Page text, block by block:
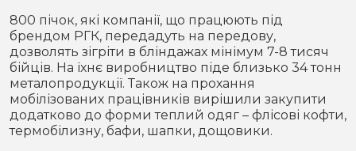
800 пічок, які компанії, що працюють під
брендом РГК, передадуть на передову,
дозволять зігріти в бліндажах мінімум 7-8 тисяч
бійців. На їхнє виробництво піде близько 34 тонн
металопродукції. Також на прохання
мобілізованих працівників вирішили закупити
додатково до форми теплий одяг – флісові кофти,
термобілизну, бафи, шапки, дощовики.